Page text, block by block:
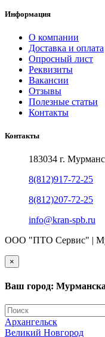
Информация
О компании
Доставка и оплата
Опросный лист
Реквизиты
Вакансии
Отзывы
Полезные статьи
Контакты
Контакты
183034 г.
8(812)917-72-25
8(812)207-72-25
info@kran-spb.ru
ООО "ПТО Сервис" |
×
Ваш город:
Архангельск
Великий Новгород